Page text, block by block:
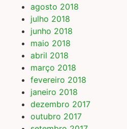
agosto 2018
julho 2018
junho 2018
maio 2018
abril 2018
março 2018
fevereiro 2018
janeiro 2018
dezembro 2017
outubro 2017